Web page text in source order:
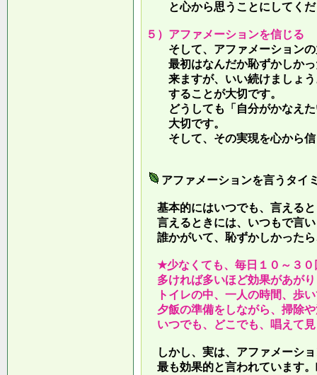
と心から思うことにしてくだ
５）アファメーションを信じる
そして、アファメーションの
最初はなんだか恥ずかしかっ
来ますが、いい続けましょう
することが大切です。
どうしても「自分がかなえた
大切です。
そして、その実現を心から信
アファメーションを言うタイ
基本的にはいつでも、言える
言えるときには、いつもで言
誰かがいて、恥ずかしかった
★少なくても、毎日１０～３０
多ければ多いほど効果があが
トイレの中、一人の時間、歩
夕飯の準備をしながら、掃除
いつでも、どこでも、唱えて
しかし、実は、アファメーシ
最も効果的と言われています